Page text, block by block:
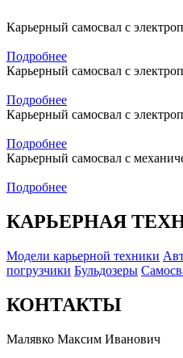
Карьерный самосвал с
Подробнее
Карьерный самосвал с
Подробнее
Карьерный самосвал с
Подробнее
Карьерный самосвал с
Подробнее
КАРЬЕРНАЯ
Модели карьерной техники
погрузчики Бульдозеры
КОНТАКТЫ
Малявко Максим Иванович